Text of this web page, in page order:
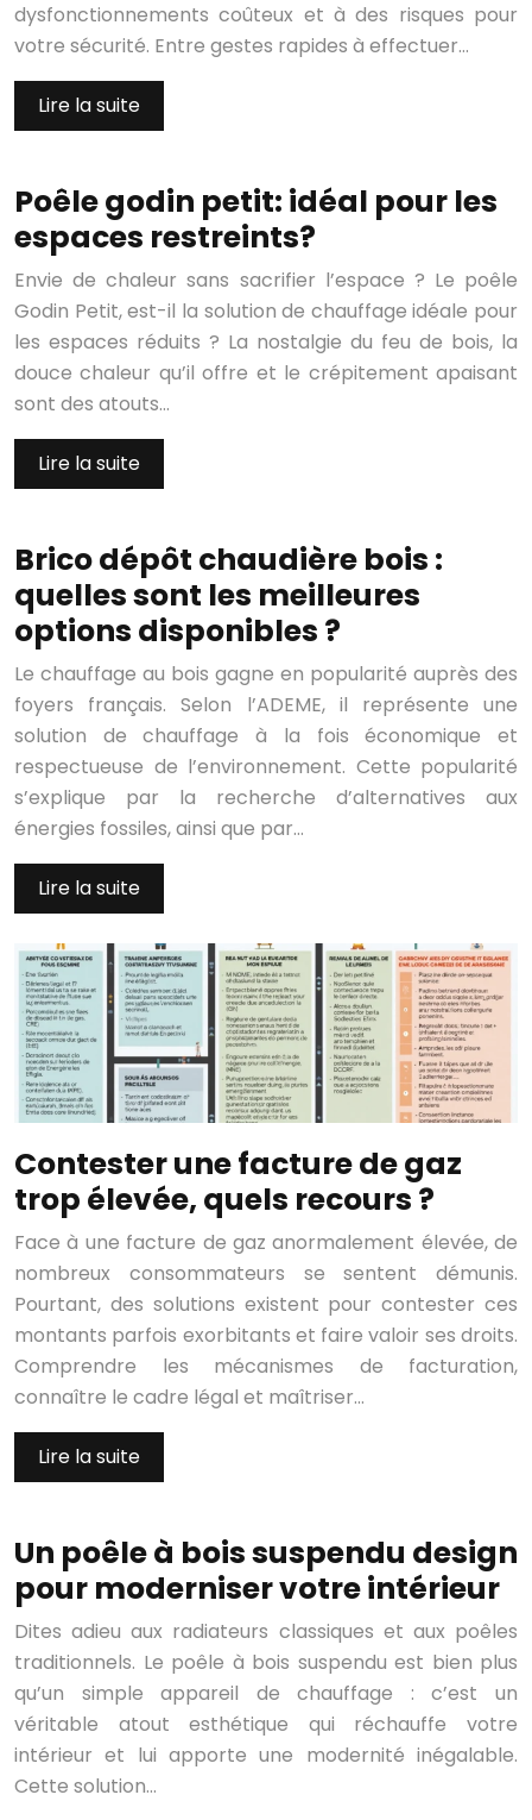
dysfonctionnements coûteux et à des risques pour
votre sécurité. Entre gestes rapides à effectuer…
Lire la suite
Poêle godin petit: idéal pour les
espaces restreints?
Envie de chaleur sans sacrifier l’espace ? Le poêle
Godin Petit, est-il la solution de chauffage idéale pour
les espaces réduits ? La nostalgie du feu de bois, la
douce chaleur qu’il offre et le crépitement apaisant
sont des atouts…
Lire la suite
Brico dépôt chaudière bois :
quelles sont les meilleures
options disponibles ?
Le chauffage au bois gagne en popularité auprès des
foyers français. Selon l’ADEME, il représente une
solution de chauffage à la fois économique et
respectueuse de l’environnement. Cette popularité
s’explique par la recherche d’alternatives aux
énergies fossiles, ainsi que par…
Lire la suite
Contester une facture de gaz
trop élevée, quels recours ?
Face à une facture de gaz anormalement élevée, de
nombreux consommateurs se sentent démunis.
Pourtant, des solutions existent pour contester ces
montants parfois exorbitants et faire valoir ses droits.
Comprendre les mécanismes de facturation,
connaître le cadre légal et maîtriser…
Lire la suite
Un poêle à bois suspendu design
pour moderniser votre intérieur
Dites adieu aux radiateurs classiques et aux poêles
traditionnels. Le poêle à bois suspendu est bien plus
qu’un simple appareil de chauffage : c’est un
véritable atout esthétique qui réchauffe votre
intérieur et lui apporte une modernité inégalable.
Cette solution…